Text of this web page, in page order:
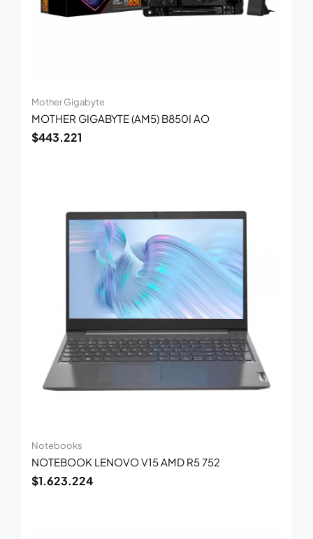
Mother Gigabyte
MOTHER GIGABYTE (AM5) B850I AO
$443.221
Notebooks
NOTEBOOK LENOVO V15 AMD R5 752
$1.623.224